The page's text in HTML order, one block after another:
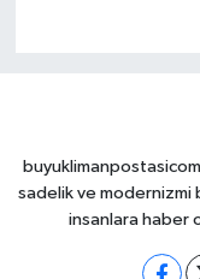
sadelik ve modernizmi
insanlara haber